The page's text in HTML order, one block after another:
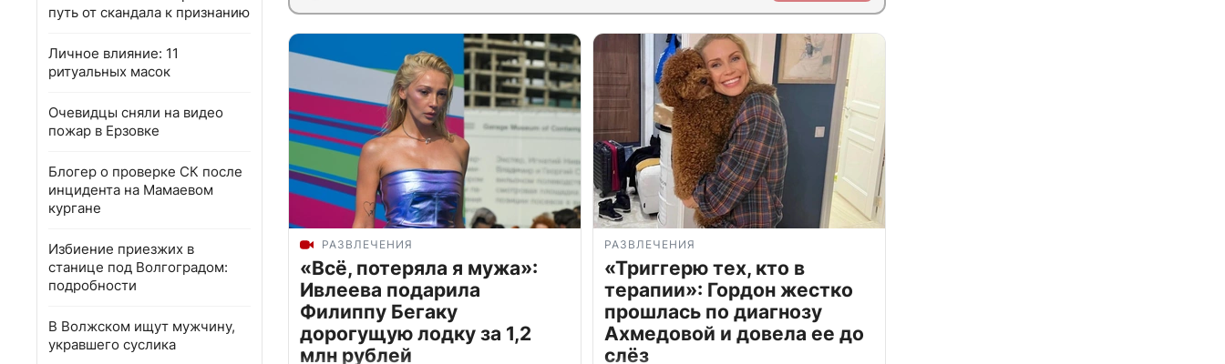
путь от скандала к признанию
Личное влияние: 11
ритуальных масок
Очевидцы сняли на видео
пожар в Ерзовке
Блогер о проверке СК после
инцидента на Мамаевом
кургане
Избиение приезжих в
станице под Волгоградом:
подробности
В Волжском ищут мужчину,
укравшего суслика
РАЗВЛЕЧЕНИЯ
«Всё, потеряла я мужа»:
Ивлеева подарила
Филиппу Бегаку
дорогущую лодку за 1,2
млн рублей
РАЗВЛЕЧЕНИЯ
«Триггерю тех, кто в
терапии»: Гордон жестко
прошлась по диагнозу
Ахмедовой и довела ее до
слёз